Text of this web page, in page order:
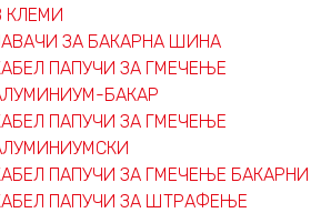
КЛЕМИ
ЗА БАКАРНА ШИНА
ПАПУЧИ ЗА ГМЕЧЕЊЕ
БАКАР
ПАПУЧИ ЗА ГМЕЧЕЊЕ
ПАПУЧИ ЗА ГМЕЧЕЊЕ БАКАРНИ
ПАПУЧИ ЗА ШТРАФЕЊЕ